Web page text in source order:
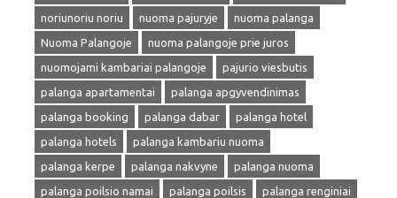
noriunoriu noriu
nuoma pajuryje
nuoma palanga
Nuoma Palangoje
nuoma palangoje prie juros
nuomojami kambariai palangoje
pajurio viesbutis
palanga apartamentai
palanga apgyvendinimas
palanga booking
palanga dabar
palanga hotel
palanga hotels
palanga kambariu nuoma
palanga kerpe
palanga nakvyne
palanga nuoma
palanga poilsio namai
palanga poilsis
palanga renginiai